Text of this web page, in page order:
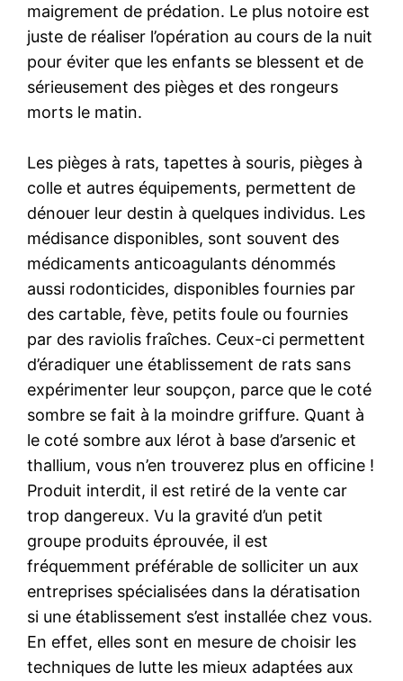
maigrement de prédation. Le plus notoire est
juste de réaliser l’opération au cours de la nuit
pour éviter que les enfants se blessent et de
sérieusement des pièges et des rongeurs
morts le matin.
Les pièges à rats, tapettes à souris, pièges à
colle et autres équipements, permettent de
dénouer leur destin à quelques individus. Les
médisance disponibles, sont souvent des
médicaments anticoagulants dénommés
aussi rodonticides, disponibles fournies par
des cartable, fève, petits foule ou fournies
par des raviolis fraîches. Ceux-ci permettent
d’éradiquer une établissement de rats sans
expérimenter leur soupçon, parce que le coté
sombre se fait à la moindre griffure. Quant à
le coté sombre aux lérot à base d’arsenic et
thallium, vous n’en trouverez plus en officine !
Produit interdit, il est retiré de la vente car
trop dangereux. Vu la gravité d’un petit
groupe produits éprouvée, il est
fréquemment préférable de solliciter un aux
entreprises spécialisées dans la dératisation
si une établissement s’est installée chez vous.
En effet, elles sont en mesure de choisir les
techniques de lutte les mieux adaptées aux